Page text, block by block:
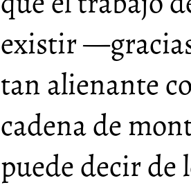
existir
tan alienante
cadena de
puede decir de